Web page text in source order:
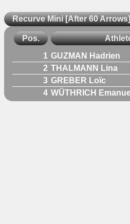
Recurve Mini [After 60 Arrows]
Pos.
1 GUZMAN Hadrien
2 THALMANN Lina
3 GREBER Loïc
4 WÜTHRICH